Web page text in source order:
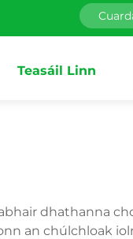
Teasáil Linn
dhathanna
an chúlchloak